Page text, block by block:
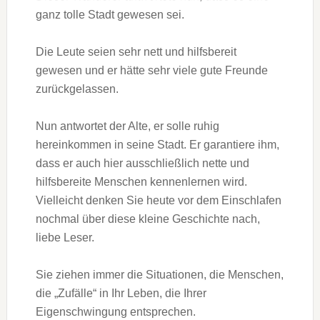
ganz tolle Stadt gewesen sei.
Die Leute seien sehr nett und hilfsbereit
gewesen und er hätte sehr viele gute Freunde
zurückgelassen.
Nun antwortet der Alte, er solle ruhig
hereinkommen in seine Stadt. Er garantiere ihm,
dass er auch hier ausschließlich nette und
hilfsbereite Menschen kennenlernen wird.
Vielleicht denken Sie heute vor dem Einschlafen
nochmal über diese kleine Geschichte nach,
liebe Leser.
Sie ziehen immer die Situationen, die Menschen,
die „Zufälle“ in Ihr Leben, die Ihrer
Eigenschwingung entsprechen.